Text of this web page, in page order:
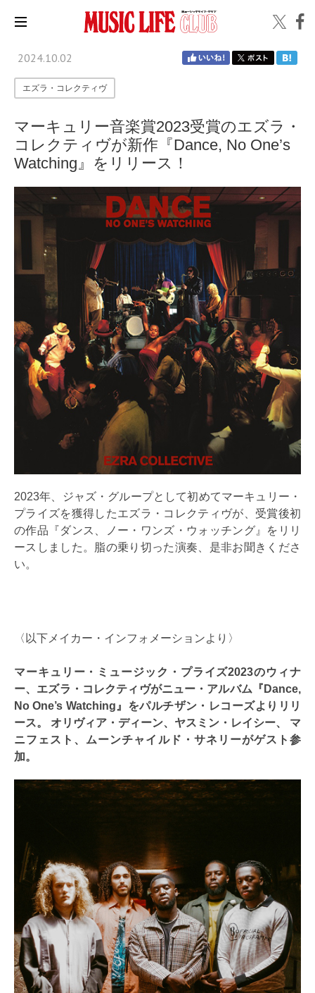
2024.10.02
エズラ・コレクティヴ
マーキュリー音楽賞2023受賞のエズラ・
コレクティヴが新作『Dance, No One’s
Watching』をリリース！
2023年、ジャズ・グループとして初めてマーキュリー・
プライズを獲得したエズラ・コレクティヴが、受賞後初
の作品『ダンス、ノー・ワンズ・ウォッチング』をリリ
ースしました。脂の乗り切った演奏、是非お聞きくださ
い。
〈以下メイカー・インフォメーションより〉
マーキュリー・ミュージック・プライズ2023のウィナ
ー、エズラ・コレクティヴがニュー・アルバム『Dance,
No One’s Watching』をパルチザン・レコーズよりリリ
ース。 オリヴィア・ディーン、ヤスミン・レイシー、 マ
ニフェスト、ムーンチャイルド・サネリーがゲスト参
加。